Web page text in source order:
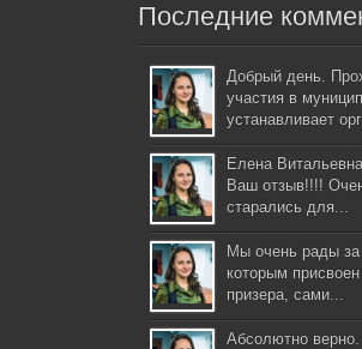
Последние
Добрый день.
участия в
устанавливает
Елена
Ваш отзыв!!!!
старались для...
Мы очень рады за
которым
призера, сами...
Абсолютно